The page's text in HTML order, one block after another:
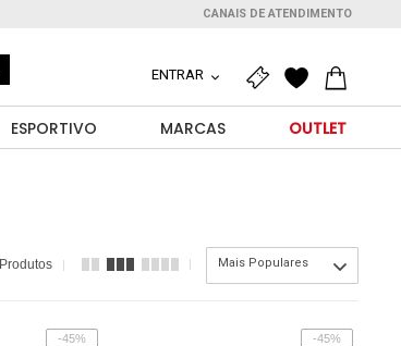
CANAIS DE ATENDIMENTO
ENTRAR
ESPORTIVO MARCAS OUTLET
Produtos Mais Populares
-45% -45%